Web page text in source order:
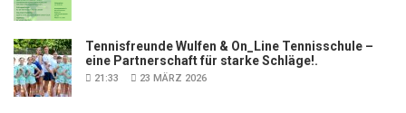
Tennisfreunde Wulfen & On_Line Tennisschule –
eine Partnerschaft für starke Schläge!.
21:33 23 MÄRZ 2026